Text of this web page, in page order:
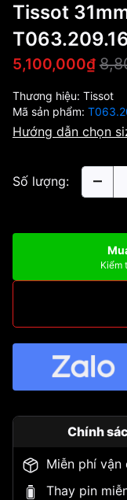
Tissot
5,100,000₫
Thương hiệu: Tissot
Mã sản phẩm:
Hướng dẫn chọn
Số lượng:
Kiểm
Chính
Miễn phí vận
Thay pin